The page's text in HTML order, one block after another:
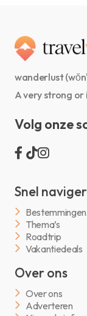
wanderlust
A very strong or
Volg onze
Snel
Bestemmingen
Thema’s
Roadtrip
Vakantiedeals
Over ons
Over ons
Adverteren